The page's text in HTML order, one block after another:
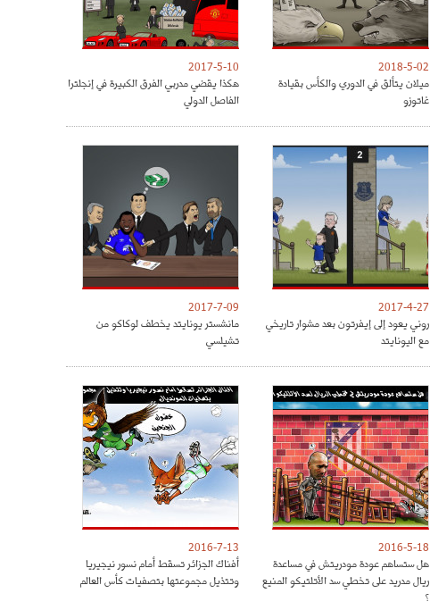
2018-5-02
ميلان يتألق في الدوري والكأس بقيادة
غاتوزو
2017-5-10
هكذا يقضي مدربي الفرق الكبيرة في إنجلترا
الفاصل الدولي
2017-4-27
روني يعود إلى إيفرتون بعد مشوار تاريخي
مع اليونايتد
2017-7-09
مانشستر يونايتد يخطف لوكاكو من
تشيلسي
2016-5-18
هل ستساهم عودة مودريتش في مساعدة
ريال مدريد على تخطي سد الأتلتيكو المنيع
؟
2016-7-13
أفناك الجزائر تسقط أمام نسور نيجيريا
وتتذيل مجموعتها بتصفيات كأس العالم